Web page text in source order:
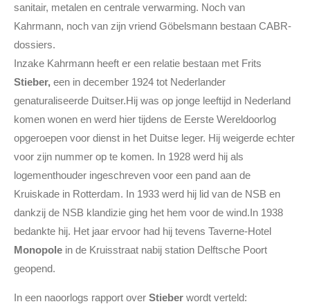
sanitair, metalen en centrale verwarming. Noch van
Kahrmann, noch van zijn vriend Göbelsmann bestaan CABR-
dossiers.
Inzake Kahrmann heeft er een relatie bestaan met Frits
Stieber, een in december 1924 tot Nederlander
genaturaliseerde Duitser.Hij was op jonge leeftijd in Nederland
komen wonen en werd hier tijdens de Eerste Wereldoorlog
opgeroepen voor dienst in het Duitse leger. Hij weigerde echter
voor zijn nummer op te komen. In 1928 werd hij als
logementhouder ingeschreven voor een pand aan de
Kruiskade in Rotterdam. In 1933 werd hij lid van de NSB en
dankzij de NSB klandizie ging het hem voor de wind.In 1938
bedankte hij. Het jaar ervoor had hij tevens Taverne-Hotel
Monopole in de Kruisstraat nabij station Delftsche Poort
geopend.
In een naoorlogs rapport over Stieber wordt verteld: